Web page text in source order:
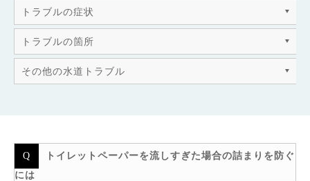
トラブルの症状
トラブルの箇所
その他の水道トラブル
トイレットペーパーを流しすぎた場合の詰まりを防ぐ
には